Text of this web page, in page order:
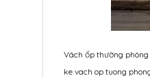
Vách ốp thường
ke vach op tuong